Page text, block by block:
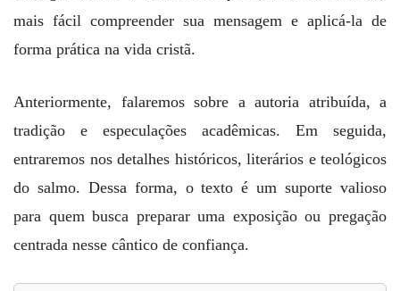
mais fácil compreender sua mensagem e aplicá-la de
forma prática na vida cristã.
Anteriormente, falaremos sobre a autoria atribuída, a
tradição e especulações acadêmicas. Em seguida,
entraremos nos detalhes históricos, literários e teológicos
do salmo. Dessa forma, o texto é um suporte valioso
para quem busca preparar uma exposição ou pregação
centrada nesse cântico de confiança.